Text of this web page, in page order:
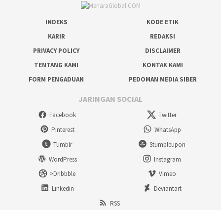
INDEKS
KODE ETIK
KARIR
REDAKSI
PRIVACY POLICY
DISCLAIMER
TENTANG KAMI
KONTAK KAMI
FORM PENGADUAN
PEDOMAN MEDIA SIBER
JARINGAN SOCIAL
Facebook
Twitter
Pinterest
WhatsApp
Tumblr
Stumbleupon
WordPress
Instagram
>Dribbble
Vimeo
Linkedin
Deviantart
RSS